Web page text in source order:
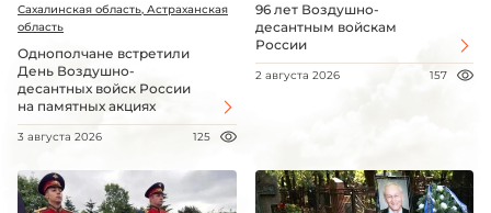
Сахалинская область, Астраханская
область
Однополчане встретили
День Воздушно-
десантных войск России
на памятных акциях
3 августа 2026 125
96 лет Воздушно-
десантным войскам
России
2 августа 2026 157